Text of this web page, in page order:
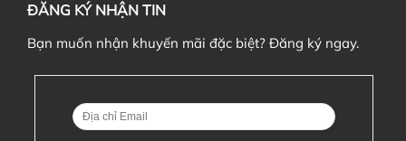
Các bạn điền địa chỉ nhận hàng (có thể tạo tài
khoản và lưu địa chỉ trong
sổ địa chỉ
). Sau đó bấm
"Tiếp tục chọn phương thức vận chuyển"
ĐĂNG KÝ NHẬN TIN
Bạn muốn nhận khuyến mãi đặc biệt? Đăng ký ngay.